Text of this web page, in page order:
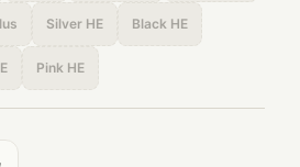
Silver HE Black HE
Pink HE